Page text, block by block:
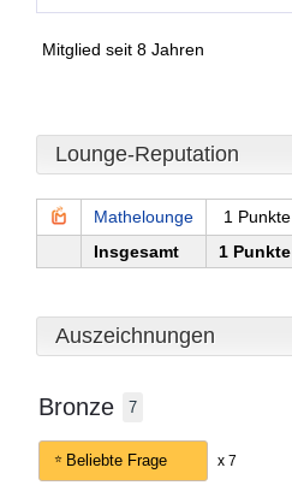
Mitglied seit 8 Jahren
Lounge-Reputation
Mathelounge
1 Punkte
Insgesamt
1 Punkte
Auszeichnungen
Bronze 7
Beliebte Frage x 7